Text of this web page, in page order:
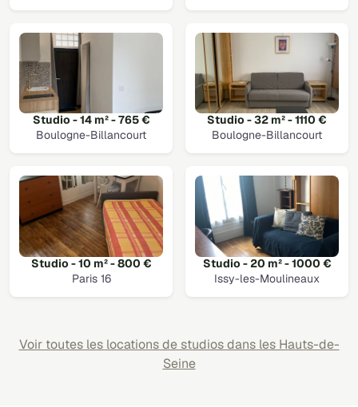
Studio - 14 m² - 765 €
Boulogne-Billancourt
Studio - 32 m² - 1110 €
Boulogne-Billancourt
Studio - 10 m² - 800 €
Paris 16
Studio - 20 m² - 1000 €
Issy-les-Moulineaux
Voir toutes les locations de studios dans les Hauts-de-
Seine